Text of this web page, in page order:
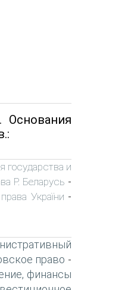
государства и
Р. Беларусь -
України -
право -
финансы